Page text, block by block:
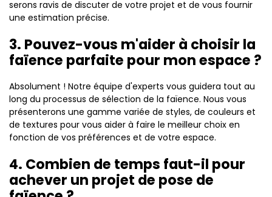
serons ravis de discuter de votre projet et de vous fournir
une estimation précise.
3. Pouvez-vous m'aider à choisir la
faïence parfaite pour mon espace ?
Absolument ! Notre équipe d'experts vous guidera tout au
long du processus de sélection de la faïence. Nous vous
présenterons une gamme variée de styles, de couleurs et
de textures pour vous aider à faire le meilleur choix en
fonction de vos préférences et de votre espace.
4. Combien de temps faut-il pour
achever un projet de pose de